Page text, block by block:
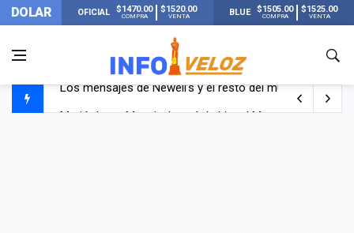
DOLAR OFICIAL $1470.00
COMPRA
$1520.00
VENTA BLUE $1505.00
COMPRA
$1525.00
VENTA